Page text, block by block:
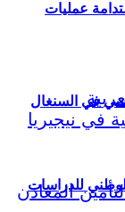
في السنغال
2719 واختبار استدامة عمليات
للدراسات